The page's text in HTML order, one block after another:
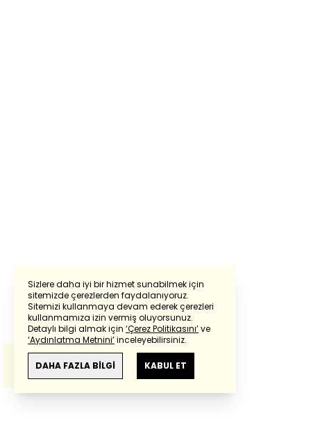
Sizlere daha iyi bir hizmet sunabilmek için
sitemizde çerezlerden faydalanıyoruz.
Sitemizi kullanmaya devam ederek çerezleri
kullanmamıza izin vermiş oluyorsunuz.
Detaylı bilgi almak için ‘Çerez Politikasını’ve
‘Aydınlatma Metnini’inceleyebilirsiniz.
DAHA FAZLA BİLGİ KABUL ET
Powered by Translate
Bu çevirideGoogle Transletekullanılmıştır.
Anlam ve çeviri hatalarından
haberturk.com
sorumlu değildir.